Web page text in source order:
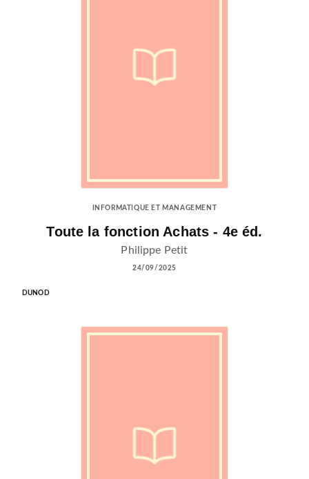
INFORMATIQUE ET MANAGEMENT
Toute la fonction Achats - 4e éd.
Philippe Petit
24/09/2025
DUNOD